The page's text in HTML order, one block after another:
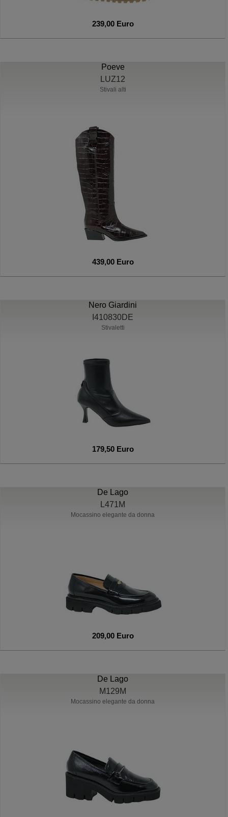
239,00 Euro
Poeve
LUZ12
Stivali alti
439,00 Euro
Nero Giardini
I410830DE
Stivaletti
179,50 Euro
De Lago
L471M
Mocassino elegante da donna
209,00 Euro
De Lago
M129M
Mocassino elegante da donna